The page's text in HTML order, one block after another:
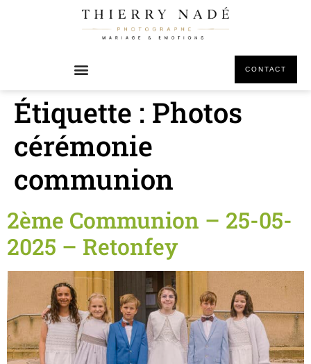
CONTACT
Étiquette : Photos
cérémonie
communion
2ème Communion – 25-05-
2025 – Retonfey